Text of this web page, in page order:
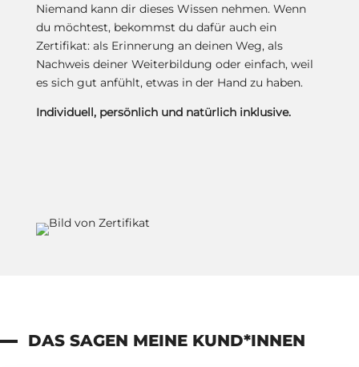
Niemand kann dir dieses Wissen nehmen. Wenn
du möchtest, bekommst du dafür auch ein
Zertifikat: als Erinnerung an deinen Weg, als
Nachweis deiner Weiterbildung oder einfach, weil
es sich gut anfühlt, etwas in der Hand zu haben.
Individuell, persönlich und natürlich inklusive.
DAS SAGEN MEINE KUND*INNEN